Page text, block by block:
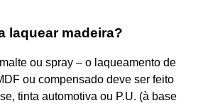
laquear madeira?
ou spray – o laqueamento de
ou compensado deve ser feito
tinta automotiva ou P.U. (à base